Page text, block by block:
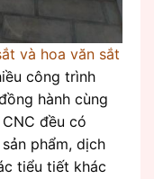
và hoa văn sắt
công trình
hành cùng
CNC đều có
phẩm, dịch
tiểu tiết khác